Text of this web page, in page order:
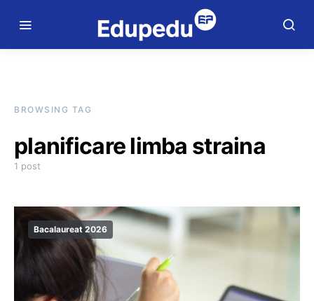
BROWSING TAG
planificare limba straina
1 post
Bacalaureat 2026